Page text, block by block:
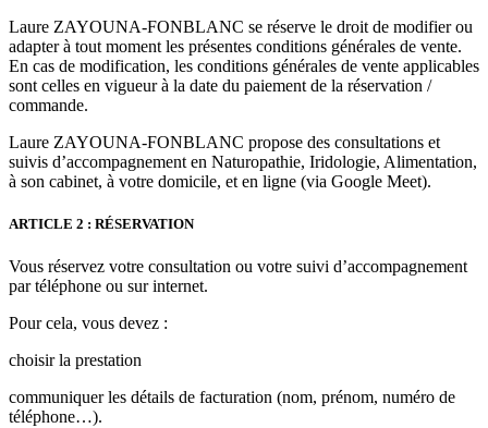
Laure ZAYOUNA-FONBLANC se réserve le droit de modifier ou
adapter à tout moment les présentes conditions générales de vente.
En cas de modification, les conditions générales de vente applicables
sont celles en vigueur à la date du paiement de la réservation /
commande.
Laure ZAYOUNA-FONBLANC propose des consultations et
suivis d’accompagnement en Naturopathie, Iridologie, Alimentation,
à son cabinet, à votre domicile, et en ligne (via Google Meet).
ARTICLE 2 : RÉSERVATION
Vous réservez votre consultation ou votre suivi d’accompagnement
par téléphone ou sur internet.
Pour cela, vous devez :
choisir la prestation
communiquer les détails de facturation (nom, prénom, numéro de
téléphone…).